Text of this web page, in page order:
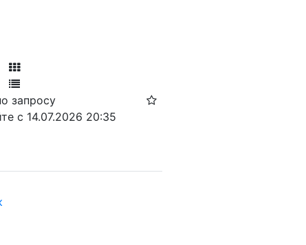
запросу
с 14.07.2026 20:35